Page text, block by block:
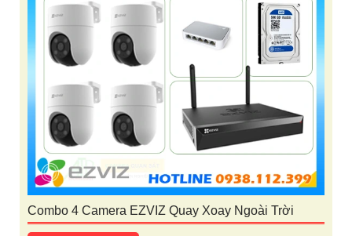
Combo 4 Camera EZVIZ Quay Xoay Ngoài Trời